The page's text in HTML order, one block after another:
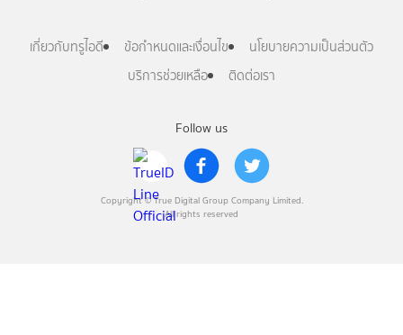
Follow us
Copyright © True Digital Group Company Limited.
All rights reserved
เกี่ยวกับทรูไอดี ข้อกำหนดและเงื่อนไข
นโยบายความเป็นส่วนตัว
บริการช่วยเหลือ
ติดต่อเรา